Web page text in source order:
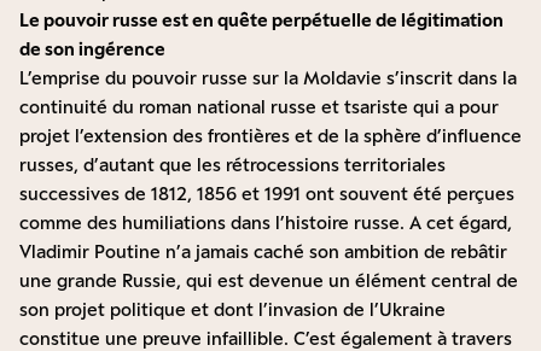
Le pouvoir russe est en quête perpétuelle de légitimation
de son ingérence
L’emprise du pouvoir russe sur la Moldavie s’inscrit dans la
continuité du roman national russe et tsariste qui a pour
projet l’extension des frontières et de la sphère d’influence
russes, d’autant que les rétrocessions territoriales
successives de 1812, 1856 et 1991 ont souvent été perçues
comme des humiliations dans l’histoire russe. A cet égard,
Vladimir Poutine n’a jamais caché son ambition de rebâtir
une grande Russie, qui est devenue un élément central de
son projet politique et dont l’invasion de l’Ukraine
constitue une preuve infaillible. C’est également à travers